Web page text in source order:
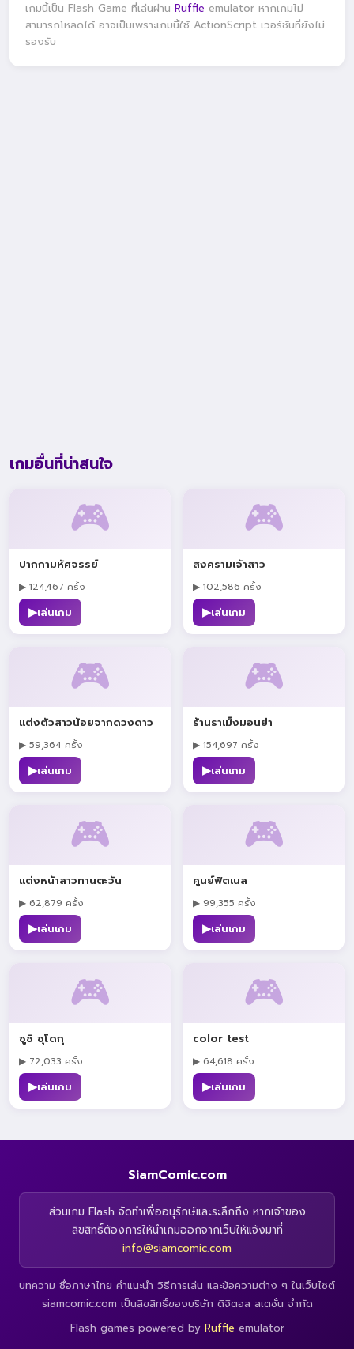
เกมนี้เป็น Flash Game ที่เล่นผ่าน Ruffle emulator หากเกมไม่
สามารถโหลดได้ อาจเป็นเพราะเกมนี้ใช้ ActionScript เวอร์ชันที่ยังไม่
รองรับ
เกมอื่นที่น่าสนใจ
🎮
ปากกามหัศจรรย์
▶ 124,467 ครั้ง
▶เล่นเกม
🎮
สงครามเจ้าสาว
▶ 102,586 ครั้ง
▶เล่นเกม
🎮
แต่งตัวสาวน้อยจากดวงดาว
▶ 59,364 ครั้ง
▶เล่นเกม
🎮
ร้านราเม็งมอนย่า
▶ 154,697 ครั้ง
▶เล่นเกม
🎮
แต่งหน้าสาวทานตะวัน
▶ 62,879 ครั้ง
▶เล่นเกม
🎮
ศูนย์ฟิตเนส
▶ 99,355 ครั้ง
▶เล่นเกม
🎮
ซูชิ ซุโดกุ
▶ 72,033 ครั้ง
▶เล่นเกม
🎮
color test
▶ 64,618 ครั้ง
▶เล่นเกม
SiamComic.com
ส่วนเกม Flash จัดทำเพื่ออนุรักษ์และระลึกถึง หากเจ้าของ
ลิขสิทธิ์ต้องการให้นำเกมออกจากเว็บให้แจ้งมาที่
info@siamcomic.com
บทความ ชื่อภาษาไทย คำแนะนำ วิธีการเล่น และข้อความต่าง ๆ ในเว็บไซต์
siamcomic.com เป็นลิขสิทธิ์ของบริษัท ดิจิตอล สเตชั่น จำกัด
Flash games powered by Ruffle emulator